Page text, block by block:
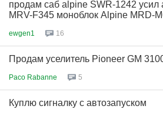
продам саб alpine SWR-1242 усил
MRV-F345 моноблок Alpine MRD-
ewgen1 16
Продам уселитель Pioneer GM
Paco Rabanne 5
Куплю сигналку с автозапуском